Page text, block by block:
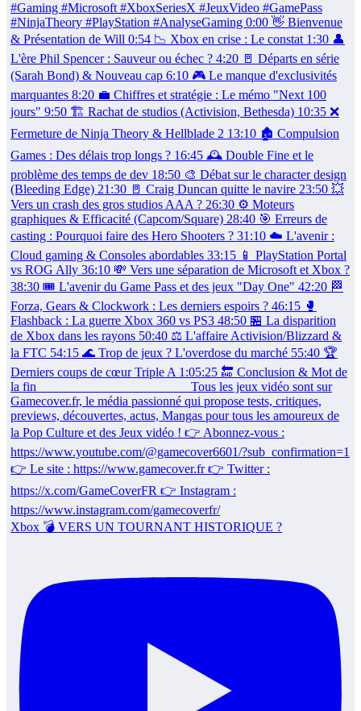
Xbox 💣 VERS UN TOURNANT HISTORIQUE ?